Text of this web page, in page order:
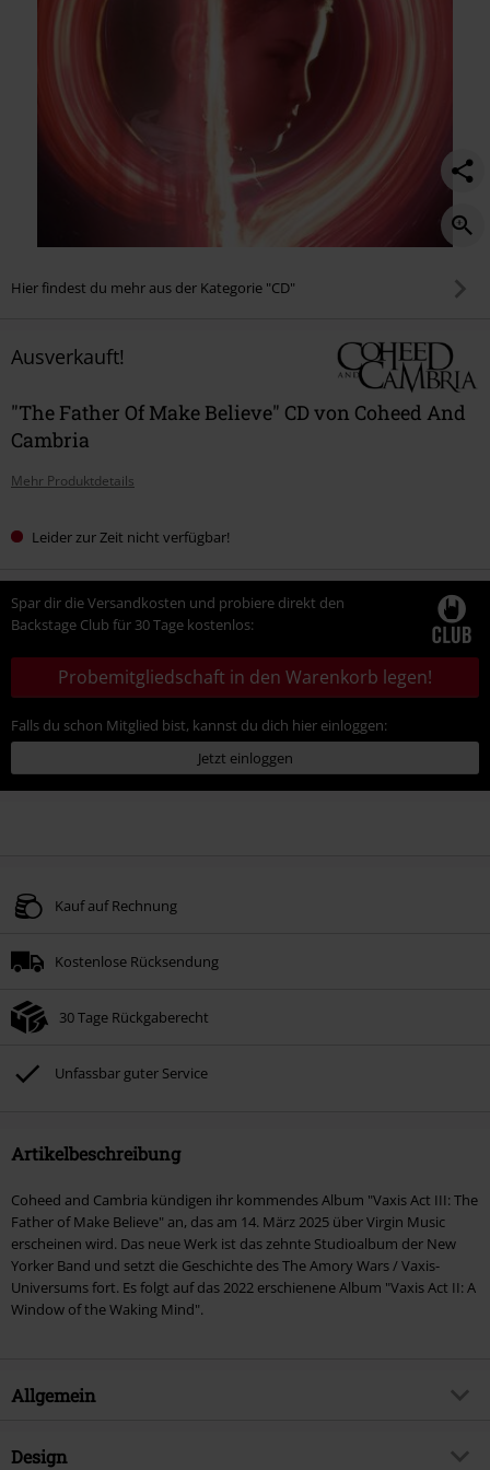
Hier findest du mehr aus der Kategorie "CD"
Ausverkauft!
"The Father Of Make Believe" CD von Coheed And
Cambria
Mehr Produktdetails
Leider zur Zeit nicht verfügbar!
Spar dir die Versandkosten und probiere direkt den
Backstage Club für 30 Tage kostenlos:
Probemitgliedschaft in den Warenkorb legen!
Falls du schon Mitglied bist, kannst du dich hier einloggen:
Jetzt einloggen
Kauf auf Rechnung
Kostenlose Rücksendung
30 Tage Rückgaberecht
Unfassbar guter Service
Artikelbeschreibung
Coheed and Cambria kündigen ihr kommendes Album "Vaxis Act III: The
Father of Make Believe" an, das am 14. März 2025 über Virgin Music
erscheinen wird. Das neue Werk ist das zehnte Studioalbum der New
Yorker Band und setzt die Geschichte des The Amory Wars / Vaxis-
Universums fort. Es folgt auf das 2022 erschienene Album "Vaxis Act II: A
Window of the Waking Mind".
Allgemein
Artikelnummer:
Design